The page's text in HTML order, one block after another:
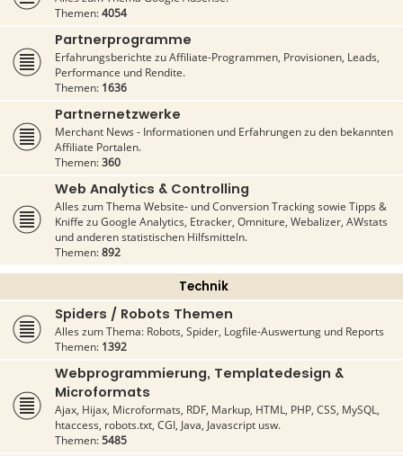
Themen:4054
Partnerprogramme
Erfahrungsberichte zu Affiliate-Programmen, Provisionen, Leads,
Performance und Rendite.
Themen: 1636
Partnernetzwerke
Merchant News - Informationen und Erfahrungen zu den bekannten
Affiliate Portalen.
Themen:360
Web Analytics & Controlling
Alles zum Thema Website- und Conversion Tracking sowie Tipps &
Kniffe zu Google Analytics, Etracker, Omniture, Webalizer, AWstats
und anderen statistischen Hilfsmitteln.
Themen:892
Technik
Spiders / Robots Themen
Alles zum Thema: Robots, Spider, Logfile-Auswertung und Reports
Themen: 1392
Webprogrammierung, Templatedesign &
Microformats
Ajax, Hijax, Microformats, RDF, Markup, HTML, PHP, CSS, MySQL,
htaccess, robots.txt, CGI, Java, Javascript usw.
Themen:5485